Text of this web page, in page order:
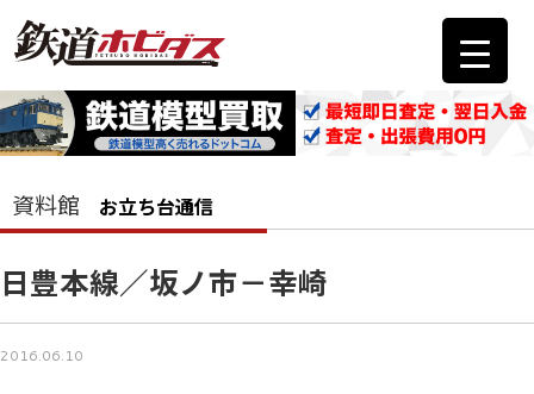
資料館 お立ち台通信
日豊本線／坂ノ市－幸崎
2016.06.10